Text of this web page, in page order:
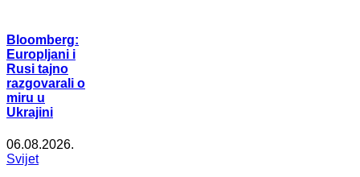
Bloomberg:
Europljani i
Rusi tajno
razgovarali o
miru u
Ukrajini
06.08.2026.
Svijet